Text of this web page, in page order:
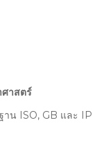
ศาสตร์
าน ISO, GB และ IP